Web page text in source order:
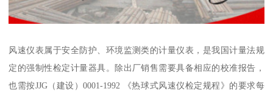
风速仪表属于安全防护、环境监测类的计量仪表，是我国计量法规
定的强制性检定计量器具。除出厂销售需要具备相应的校准报告，
也需按JJG（建设）0001-1992 《热球式风速仪检定规程》的要求每